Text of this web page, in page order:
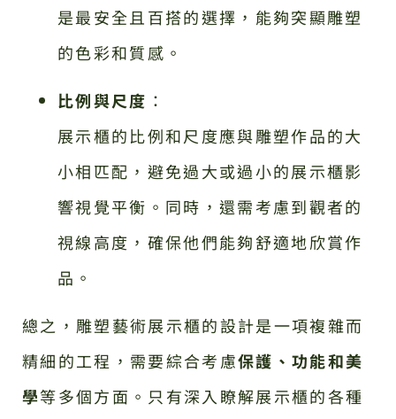
是最安全且百搭的選擇，能夠突顯雕塑
的色彩和質感。
比例與尺度 ：
展示櫃的比例和尺度應與雕塑作品的大
小相匹配，避免過大或過小的展示櫃影
響視覺平衡。同時，還需考慮到觀者的
視線高度，確保他們能夠舒適地欣賞作
品。
總之，雕塑藝術展示櫃的設計是一項複雜而
精細的工程，需要綜合考慮保護、功能和美
學等多個方面。只有深入瞭解展示櫃的各種